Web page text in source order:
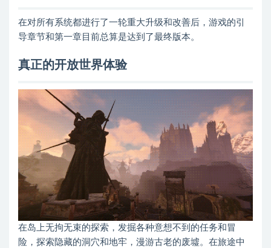
在对所有系统都进行了一轮重大升级和改善后，游戏的引
导章节和第一章目前总算是达到了最终版本。
真正的开放世界体验
在岛上无拘无束的探索，发掘各种意想不到的任务和冒
险，探索隐藏的洞穴和地牢，漫游古老的废墟。在旅途中